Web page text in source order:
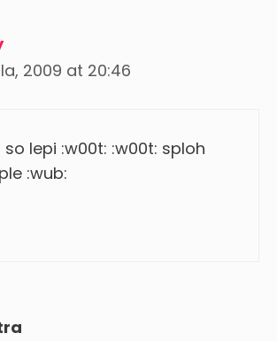
2009 at 20:46
so lepi :w00t: :w00t: sploh
:wub: